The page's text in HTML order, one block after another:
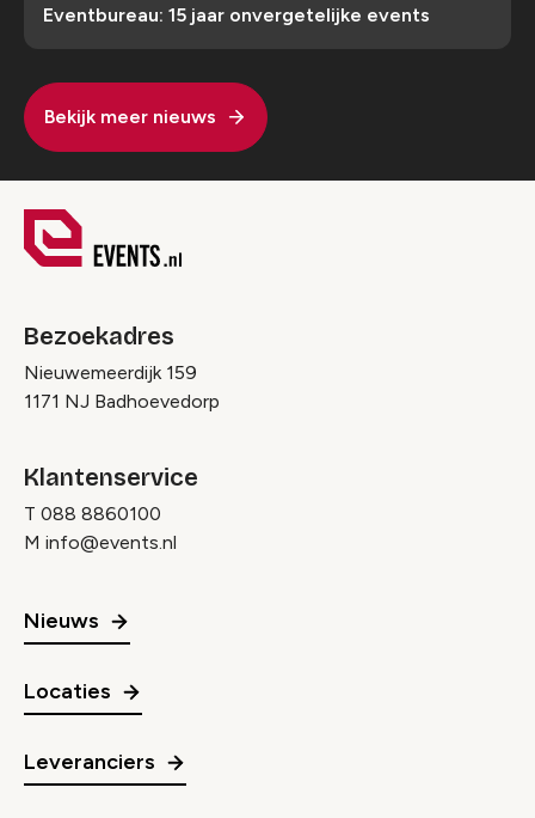
Eventbureau: 15 jaar onvergetelijke events
Bekijk meer nieuws
Bezoekadres
Nieuwemeerdijk 159
1171 NJ Badhoevedorp
Klantenservice
T 088 8860100
M info@events.nl
Nieuws
Locaties
Leveranciers